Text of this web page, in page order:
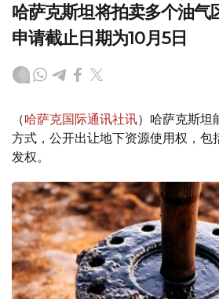
哈萨克斯坦将拍卖多个油气
申请截止日期为10月5日
（哈萨克国际通讯社讯）哈萨克斯坦
方式，公开出让地下资源使用权，包
发权。